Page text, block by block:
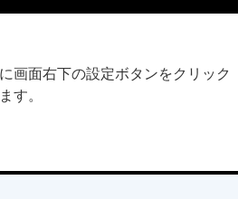
画面右下の設定ボタンをクリック
す。